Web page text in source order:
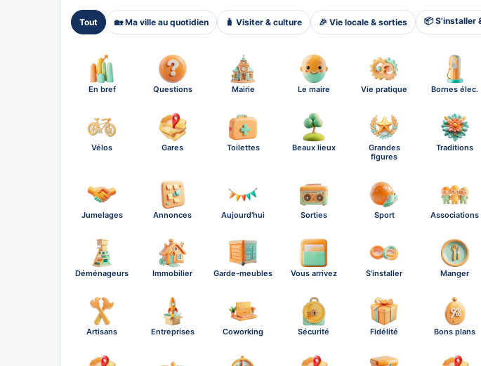
Tout 🏡 Ma ville au quotidien 🧳 Visiter & culture 🎉 Vie locale & sorties 📦 S'installer
En bref Questions Mairie Le maire Vie pratique Bornes élec.
Vélos Gares Toilettes Beaux lieux
Grandes
figures
Traditions
Jumelages Annonces Aujourd'hui Sorties Sport Associations
Déménageurs Immobilier Garde-meubles Vous arrivez S'installer Manger
Artisans Entreprises Coworking Sécurité Fidélité Bons plans